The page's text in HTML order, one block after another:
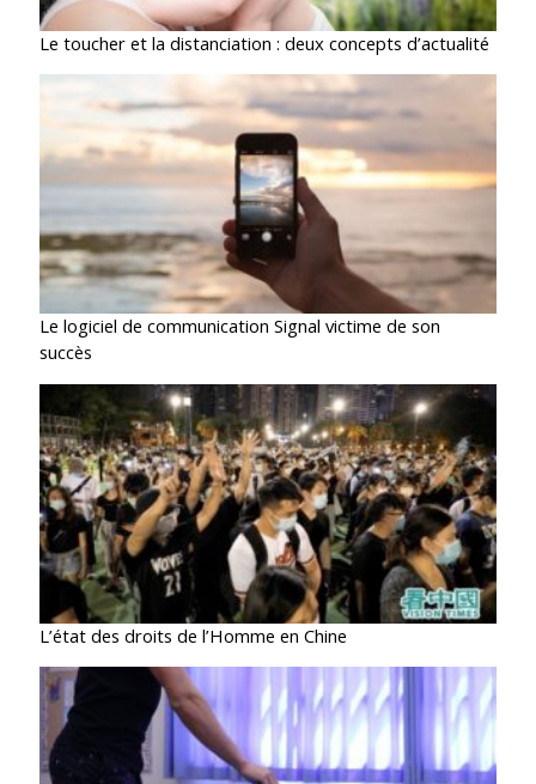
Le toucher et la distanciation : deux concepts d’actualité
Le logiciel de communication Signal victime de son
succès
L’état des droits de l’Homme en Chine